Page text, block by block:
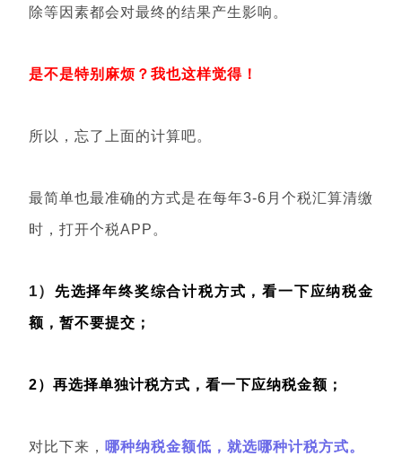
除等因素都会对最终的结果产生影响。
是不是特别麻烦？我也这样觉得！
所以，忘了上面的计算吧。
最简单也最准确的方式是在每年3-6月个税汇算清缴
时，打开个税APP。
1） 先选择年终奖综合计税方式，看一下应纳税金
额，暂不要提交；
2）再选择单独计税方式，看一下应纳税金额；
对比下来， 哪种纳税金额低，就选哪种计税方式。